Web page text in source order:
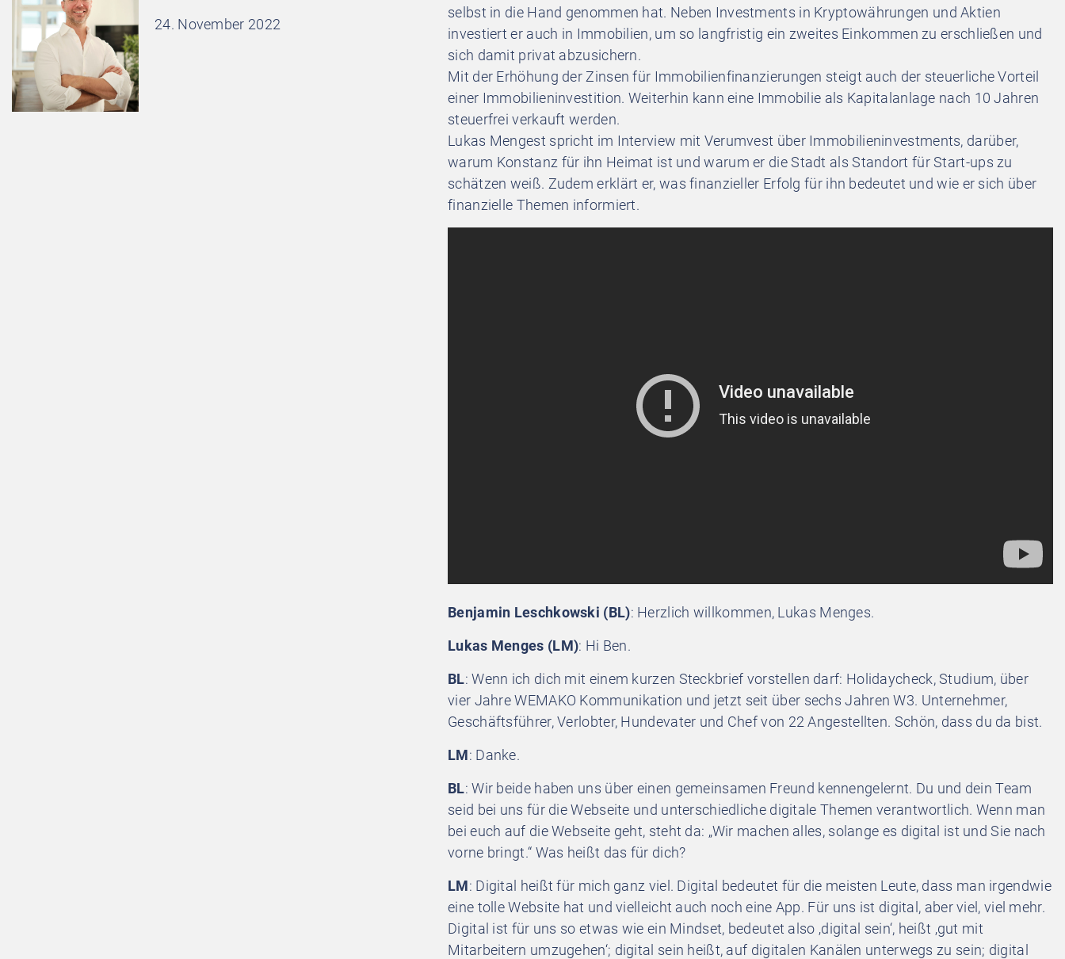
24. November 2022
selbst in die Hand genommen hat. Neben Investments in Kryptowährungen und Aktien
investiert er auch in Immobilien, um so langfristig ein zweites Einkommen zu erschließen und
sich damit privat abzusichern.
Mit der Erhöhung der Zinsen für Immobilienfinanzierungen steigt auch der steuerliche Vorteil
einer Immobilieninvestition. Weiterhin kann eine Immobilie als Kapitalanlage nach 10 Jahren
steuerfrei verkauft werden.
Lukas Mengest spricht im Interview mit Verumvest über Immobilieninvestments, darüber,
warum Konstanz für ihn Heimat ist und warum er die Stadt als Standort für Start-ups zu
schätzen weiß. Zudem erklärt er, was finanzieller Erfolg für ihn bedeutet und wie er sich über
finanzielle Themen informiert.
Benjamin Leschkowski (BL): Herzlich willkommen, Lukas Menges.
Lukas Menges (LM): Hi Ben.
BL: Wenn ich dich mit einem kurzen Steckbrief vorstellen darf: Holidaycheck, Studium, über
vier Jahre WEMAKO Kommunikation und jetzt seit über sechs Jahren W3. Unternehmer,
Geschäftsführer, Verlobter, Hundevater und Chef von 22 Angestellten. Schön, dass du da bist.
LM: Danke.
BL: Wir beide haben uns über einen gemeinsamen Freund kennengelernt. Du und dein Team
seid bei uns für die Webseite und unterschiedliche digitale Themen verantwortlich. Wenn man
bei euch auf die Webseite geht, steht da: „Wir machen alles, solange es digital ist und Sie nach
vorne bringt.“ Was heißt das für dich?
LM: Digital heißt für mich ganz viel. Digital bedeutet für die meisten Leute, dass man irgendwie
eine tolle Website hat und vielleicht auch noch eine App. Für uns ist digital, aber viel, viel mehr.
Digital ist für uns so etwas wie ein Mindset, bedeutet also ‚digital sein‘, heißt ‚gut mit
Mitarbeitern umzugehen‘; digital sein heißt, auf digitalen Kanälen unterwegs zu sein; digital